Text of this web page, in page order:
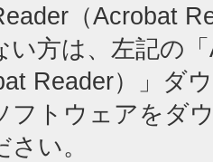
（Acrobat
い方は、左記の
Reader）」ダ
フトウェアをダ
い。